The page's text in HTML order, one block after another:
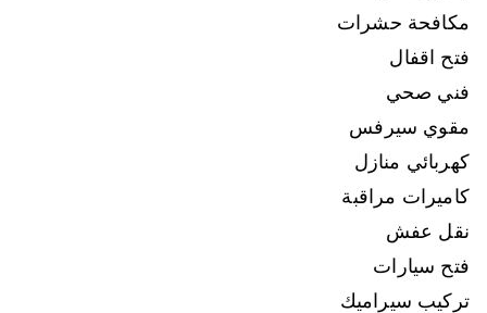
مكافحة حشرات
فتح اقفال
فني صحي
مقوي سيرفس
كهربائي منازل
كاميرات مراقبة
نقل عفش
فتح سيارات
تركيب سيراميك